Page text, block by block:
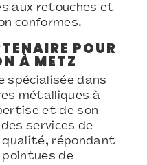
aux retouches et
conformes.
POUR
À METZ
spécialisée dans
métalliques à
et de son
services de
répondant
pointues de